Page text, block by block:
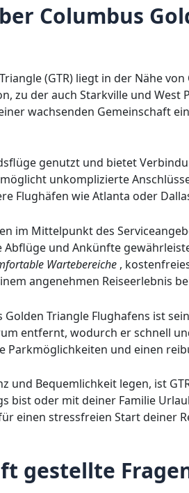
Columbus
(GTR) liegt in der Nähe
zu der auch Starkville und West
wachsenden Gemeinschaft
genutzt und bietet
unkomplizierte
Flughäfen wie Atlanta oder
im Mittelpunkt des
und Ankünfte
Wartebereiche ,
angenehmen Reiseerlebnis
Triangle Flughafens ist
entfernt, wodurch er schnell
Parkmöglichkeiten und einen
und Bequemlichkeit legen, ist
bist oder mit deiner Familie
einen stressfreien Start deiner
gestellte